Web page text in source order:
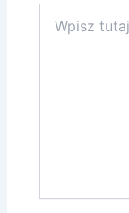
tutaj..